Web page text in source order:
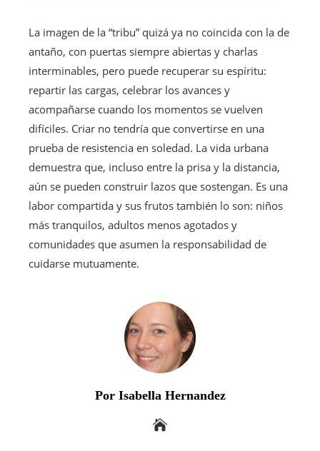
La imagen de la “tribu” quizá ya no coincida con la de
antaño, con puertas siempre abiertas y charlas
interminables, pero puede recuperar su espíritu:
repartir las cargas, celebrar los avances y
acompañarse cuando los momentos se vuelven
difíciles. Criar no tendría que convertirse en una
prueba de resistencia en soledad. La vida urbana
demuestra que, incluso entre la prisa y la distancia,
aún se pueden construir lazos que sostengan. Es una
labor compartida y sus frutos también lo son: niños
más tranquilos, adultos menos agotados y
comunidades que asumen la responsabilidad de
cuidarse mutuamente.
Por Isabella Hernandez